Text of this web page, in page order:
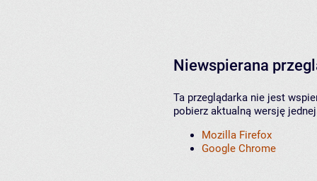
Niewspierana
Ta przeglądarka nie jest
pobierz aktualną wersję
Mozilla Firefox
Google Chrome